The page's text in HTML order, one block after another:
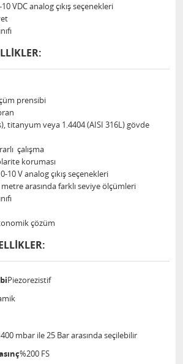
VDC analog çıkış seçenekleri
prensibi
titanyum veya 1.4404 (AISI 316L) gövde
çalışma
koruması
10 V analog çıkış seçenekleri
arasında farklı seviye ölçümleri
çözüm
Piezorezistif
400 mbar ile 25 Bar arasında seçilebilir
%200 FS